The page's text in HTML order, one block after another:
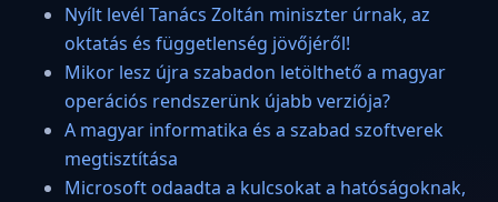
Nyílt levél Tanács Zoltán miniszter úrnak, az
oktatás és függetlenség jövőjéről!
Mikor lesz újra szabadon letölthető a magyar
operációs rendszerünk újabb verziója?
A magyar informatika és a szabad szoftverek
megtisztítása
Microsoft odaadta a kulcsokat a hatóságoknak,